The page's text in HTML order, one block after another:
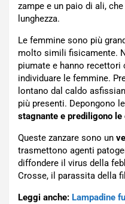
zampe e un paio di ali,
lunghezza.
Le femmine sono più
molto simili fisicamente.
piumate e hanno recettori
individuare le femmine.
lontano dal caldo
più presenti. Depongono
stagnante e prediligono le
Queste zanzare sono un
trasmettono agenti
diffondere il virus della
Crosse, il parassita della
Leggi anche: Lampadine